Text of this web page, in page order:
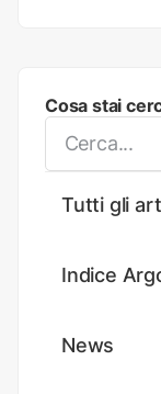
Cosa stai
Tutti gli
Indice
News